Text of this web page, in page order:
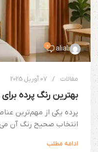
aliali
0
مقالات 07 آوریل 2025
بهترین رنگ پرده
پرده یکی از مهم‌ترین
انتخاب صحیح رنگ آن
ادامه مطلب